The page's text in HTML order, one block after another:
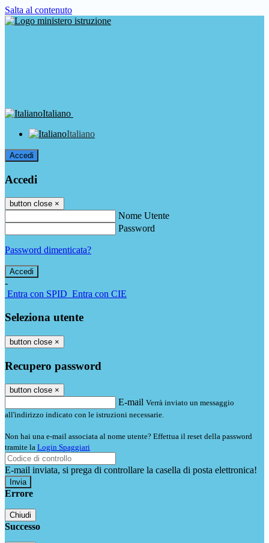
Salta al contenuto
Italiano
Italiano
Accedi
Accedi
button close ×
Nome Utente
Password
Password dimenticata?
-
Entra con SPID Entra con CIE
Seleziona utente
button close ×
Recupero password
button close ×
E-mail Verrà inviato un messaggio
all'indirizzo indicato con le istruzioni necessarie.
Non hai una e-mail associata al nome utente? Effettua il reset della password
tramite la Login Spaggiari
E-mail inviata, si prega di controllare la casella di posta elettronica!
Errore
Chiudi
Successo